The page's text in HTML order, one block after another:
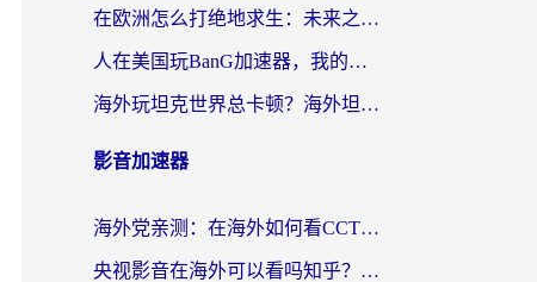
在欧洲怎么打绝地求生：未来之役不卡？留学生亲测的加速器避坑指南
人在美国玩BanG加速器，我的延迟终于绿了
海外玩坦克世界总卡顿？海外坦克世界加速器有哪些？实测好用的选择在这里
影音加速器
海外党亲测：在海外如何看CCTV？告别“仅限大陆播放”的实用指南
央视影音在海外可以看吗知乎？留学生亲测：3步解决地域限制+追剧自由